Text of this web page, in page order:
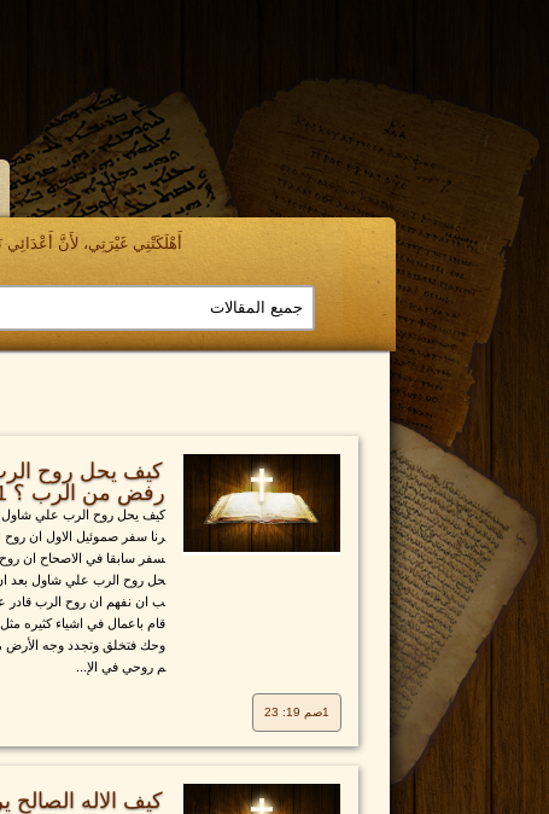
أَهْلَكَتْنِي غَيْرَتِي، لأَنَّ أَعْدَائِي
كيف يحل روح
رفض من الرب ؟ 1 صموئيل 19: 23
كيف يحل روح الرب علي شاول
رنا سفر صموئيل الاول ان روح
سفر سابقا في الاصحاح ان
حل روح الرب علي شاول بعد
ب ان نفهم ان روح الرب قادر
قام باعمال في اشياء كثيره
وحك فتخلق وتجدد وجه الأرض
م روحي في الإ...
1صم 19: 23
كيف الاله